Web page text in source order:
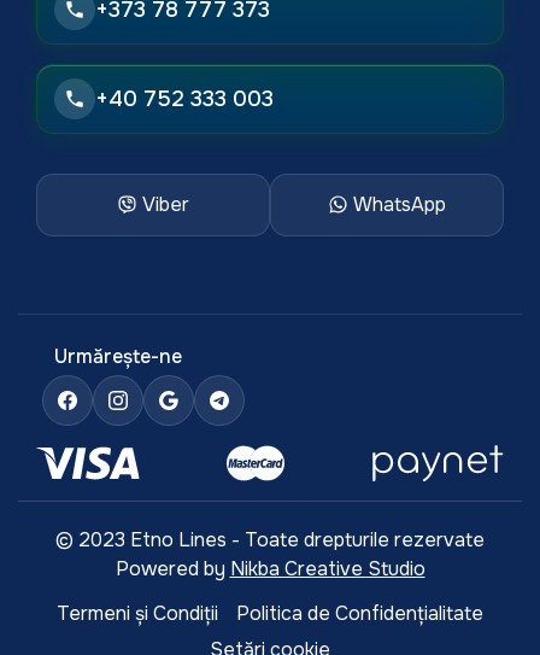
+373 78 777 373
+40 752 333 003
Urmărește-ne
Viber WhatsApp
© 2023 Etno Lines - Toate drepturile rezervate
Powered by Nikba Creative Studio
Termeni și Condiții
Politica de Confidențialitate
Setări cookie